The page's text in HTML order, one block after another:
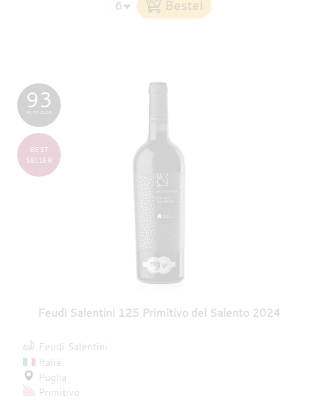
Feudi Salentini 125 Primitivo del Salento 2024
93
PETIT CLOS
BEST
SELLER
Feudi Salentini
Italië
Puglia
Primitivo